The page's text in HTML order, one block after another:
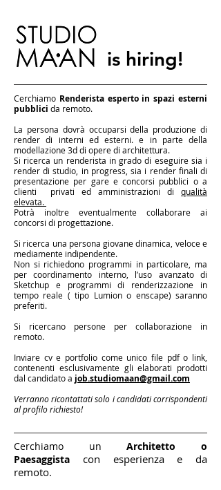
is hiring!
Cerchiamo Renderista esperto in spazi esterni
pubblici da remoto.
La persona dovrà occuparsi della produzione di
render di interni ed esterni. e in parte della
modellazione 3d di opere di architettura.
Si ricerca un renderista in grado di eseguire sia i
render di studio, in progress, sia i render finali di
presentazione per gare e concorsi pubblici o a
clienti privati ed amministrazioni di qualità
elevata.
Potrà inoltre eventualmente collaborare ai
concorsi di progettazione.
Si ricerca una persona giovane dinamica, veloce e
mediamente indipendente.
Non si richiedono programmi in particolare, ma
per coordinamento interno, l’uso avanzato di
Sketchup e programmi di renderizzazione in
tempo reale ( tipo Lumion o enscape) saranno
preferiti.
Si ricercano persone per collaborazione in
remoto.
Inviare cv e portfolio come unico file pdf o link,
contenenti esclusivamente gli elaborati prodotti
dal candidato a job.studiomaan@gmail.com
Verranno ricontattati solo i candidati corrispondenti
al profilo richiesto!
Cerchiamo unArchitetto o
Paesaggista
con esperienza e da
remoto.